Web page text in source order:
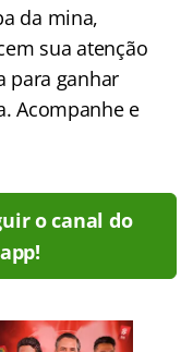
da mina,
sua atenção
para ganhar
Acompanhe e
o canal do